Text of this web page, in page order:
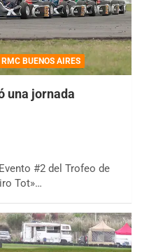
RMC BUENOS AIRES
una jornada
#2 del Trofeo de
Tot»…